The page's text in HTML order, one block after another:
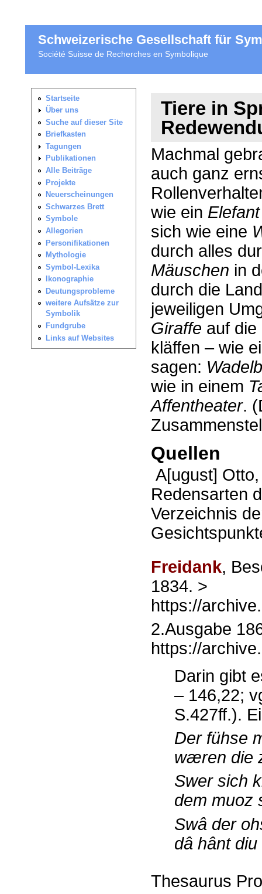
Schweizerische Gesellschaft für
Société Suisse de Recherches en Symbolique
Tiere in
Machmal
auch ganz
wie ein Elefant
sich wie eine
durch alles
Mäuschen in
durch die
jeweiligen
Giraffe auf
kläffen – wie
sagen:
wie in einem
Affentheater.
Quellen
A[ugust]
Redensarten
Verzeichnis
Freidank,
1834. >
https://
2.Ausgabe
https://
Darin gibt
– 146,22;
S.427ff.).
Der fühse
wæren die
Swer sich
dem muoz
Swâ der
dâ hânt
Thesaurus